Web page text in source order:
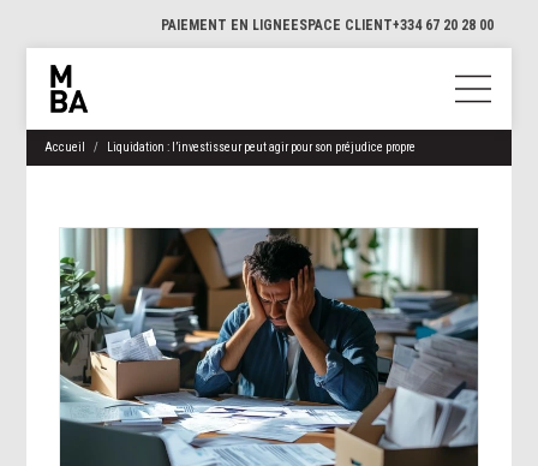
PAIEMENT EN LIGNEESPACE CLIENT+334 67 20 28 00
Accueil Liquidation : l’investisseur peut agir pour son préjudice propre